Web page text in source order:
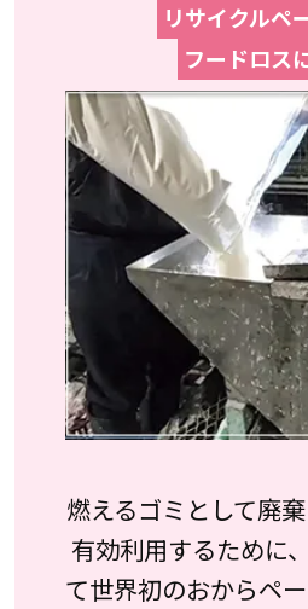
リサイクルペ
フードロス
燃えるゴミとして廃
有効利用するために
て世界初のおからペ